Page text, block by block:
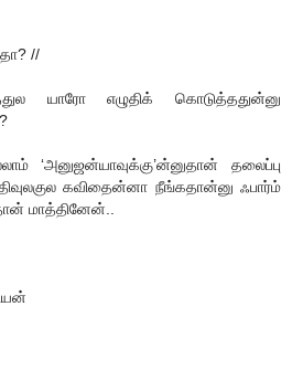
//
யாரோ எழுதிக் கொடுத்ததுன்னு
‘அனுஜன்யாவுக்கு’ன்னுதான் தலைப்பு
கவிதைன்னா நீங்கதான்னு ஃபார்ம்
மாத்தினேன்..